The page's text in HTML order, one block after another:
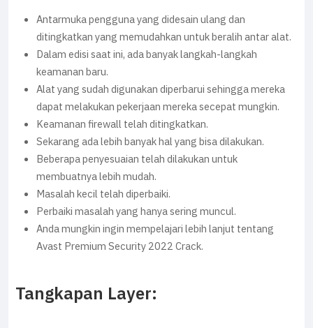
Antarmuka pengguna yang didesain ulang dan
ditingkatkan yang memudahkan untuk beralih antar alat.
Dalam edisi saat ini, ada banyak langkah-langkah
keamanan baru.
Alat yang sudah digunakan diperbarui sehingga mereka
dapat melakukan pekerjaan mereka secepat mungkin.
Keamanan firewall telah ditingkatkan.
Sekarang ada lebih banyak hal yang bisa dilakukan.
Beberapa penyesuaian telah dilakukan untuk
membuatnya lebih mudah.
Masalah kecil telah diperbaiki.
Perbaiki masalah yang hanya sering muncul.
Anda mungkin ingin mempelajari lebih lanjut tentang
Avast Premium Security 2022 Crack.
Tangkapan Layer: